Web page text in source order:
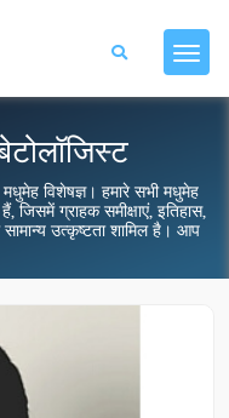
मधुमेह विशेषज्ञ। हमारे सभी मधुमेह
जिसमें ग्राहक समीक्षाएं, इतिहास,
उत्कृष्टता शामिल है। आप